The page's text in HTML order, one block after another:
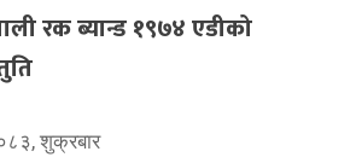
रक ब्यान्ड १९७४ एडीको
शुक्रबार